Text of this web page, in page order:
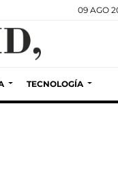
09 AGO
TECNOLOGÍA